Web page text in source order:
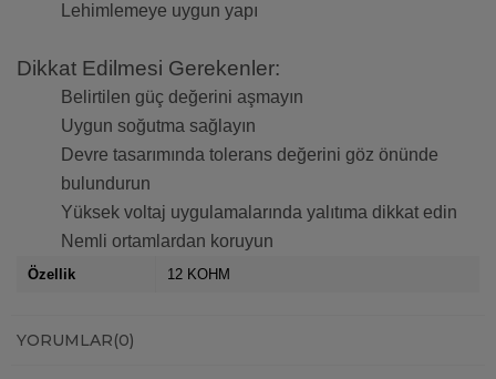
Lehimlemeye uygun yapı
Dikkat Edilmesi Gerekenler:
Belirtilen güç değerini aşmayın
Uygun soğutma sağlayın
Devre tasarımında tolerans değerini göz önünde
bulundurun
Yüksek voltaj uygulamalarında yalıtıma dikkat edin
Nemli ortamlardan koruyun
Özellik 12 KOHM
YORUMLAR(0)